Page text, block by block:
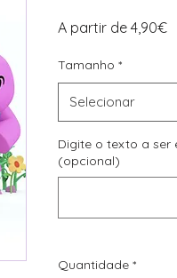
A partir de 4,90€
Tamanho *
Selecionar
Digite o texto a ser
(opcional)
Quantidade *